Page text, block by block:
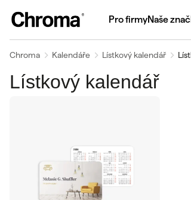
Pro firmyNaše
Chroma Kalendáře Lístkový kalendář
Lístkový kalendář